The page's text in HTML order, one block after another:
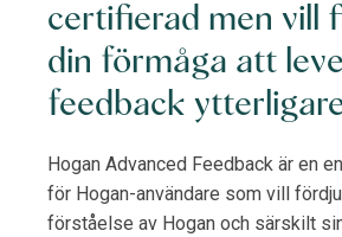
certifierad men vill
din förmåga att
feedback
Hogan Advanced Feedback är en
för Hogan-användare som vill
förståelse av Hogan och särskilt